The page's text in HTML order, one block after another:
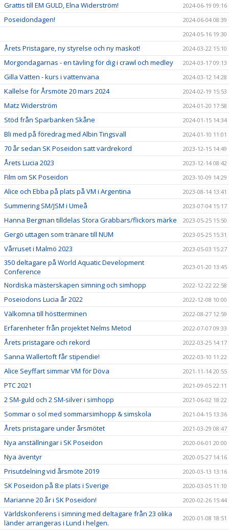
Grattis till EM GULD, Elna Widerström! 2024-06-19 09:16
Poseidondagen!
2024-06-04 08:39
2024-05-16 19:30
Årets Pristagare, ny styrelse och ny maskot! 2024-03-22 15:10
Morgondagarnas - en tävling för dig i crawl och medley 2024-03-17 09:13
Gilla Vatten - kurs i vattenvana 2024-03-12 14:28
Kallelse för Årsmöte 20 mars 2024 2024-02-19 15:53
Matz Widerström 2024-01-20 17:58
Stöd från Sparbanken Skåne 2024-01-15 14:34
Bli med på föredrag med Albin Tingsvall 2024-01-10 11:01
70 år sedan SK Poseidon satt värdrekord 2023-12-15 14:49
Årets Lucia 2023 2023-12-14 08:42
Film om SK Poseidon 2023-10-09 14:29
Alice och Ebba på plats på VM i Argentina 2023-08-14 13:41
Summering SM/JSM i Umeå 2023-07-04 15:17
Hanna Bergman tilldelas Stora Grabbars/flickors märke 2023-05-25 15:50
Gergö uttagen som tränare till NUM 2023-05-25 15:31
Vårruset i Malmö 2023 2023-05-03 15:27
350 deltagare på World Aquatic Development
Conference
2023-01-20 13:45
Nordiska mästerskapen simning och simhopp 2022-12-22 22:58
Poseiodons Lucia år 2022 2022-12-08 10:00
Välkomna till höstterminen 2022-08-27 12:59
Erfarenheter från projektet Nelms Metod 2022-07-07 09:33
Årets pristagare och rekord 2022-03-25 14:17
Sanna Wallertoft får stipendie! 2022-03-10 11:22
Alice Seyffart simmar VM för Döva 2021-11-14 20:55
PTC 2021 2021-09-05 22:11
2 SM-guld och 2 SM-silver i simhopp 2021-06-02 18:22
Sommar o sol med sommarsimhopp & simskola 2021-04-15 13:36
Årets pristagare under årsmötet 2021-03-29 08:47
Nya anställningar i SK Poseidon 2020-06-01 20:00
Nya äventyr 2020-05-27 14:16
Prisutdelning vid årsmöte 2019 2020-03-13 13:16
SK Poseidon på 8:e plats i Sverige 2020-03-05 11:10
Marianne 20 år i SK Poseidon! 2020-02-26 15:44
Världskonferens i simning med deltagare från 23 olika
länder arrangeras i Lund i helgen.
2020-01-08 18:51